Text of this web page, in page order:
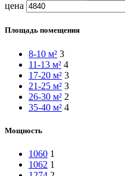
цена
Площадь помещения
8-10 м² 3
11-13 м² 4
17-20 м² 3
21-25 м² 3
26-30 м² 2
35-40 м² 4
Мощность
1060 1
1062 1